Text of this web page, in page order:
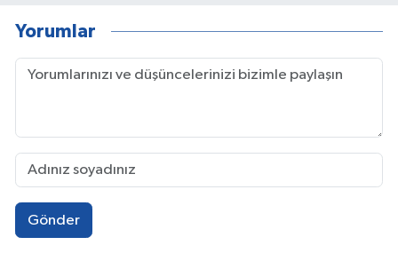
Yorumlar
Gönder